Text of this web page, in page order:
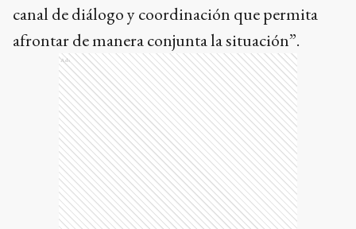
canal de diálogo y coordinación que permita
afrontar de manera conjunta la situación”.
Ads